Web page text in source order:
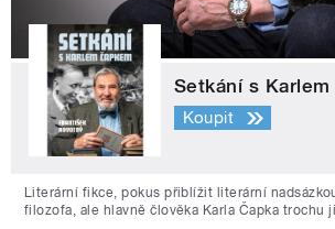
Setkání s Karlem
Koupit
Literární fikce, pokus přiblížit literární
filozofa, ale hlavně člověka Karla Čapka trochu